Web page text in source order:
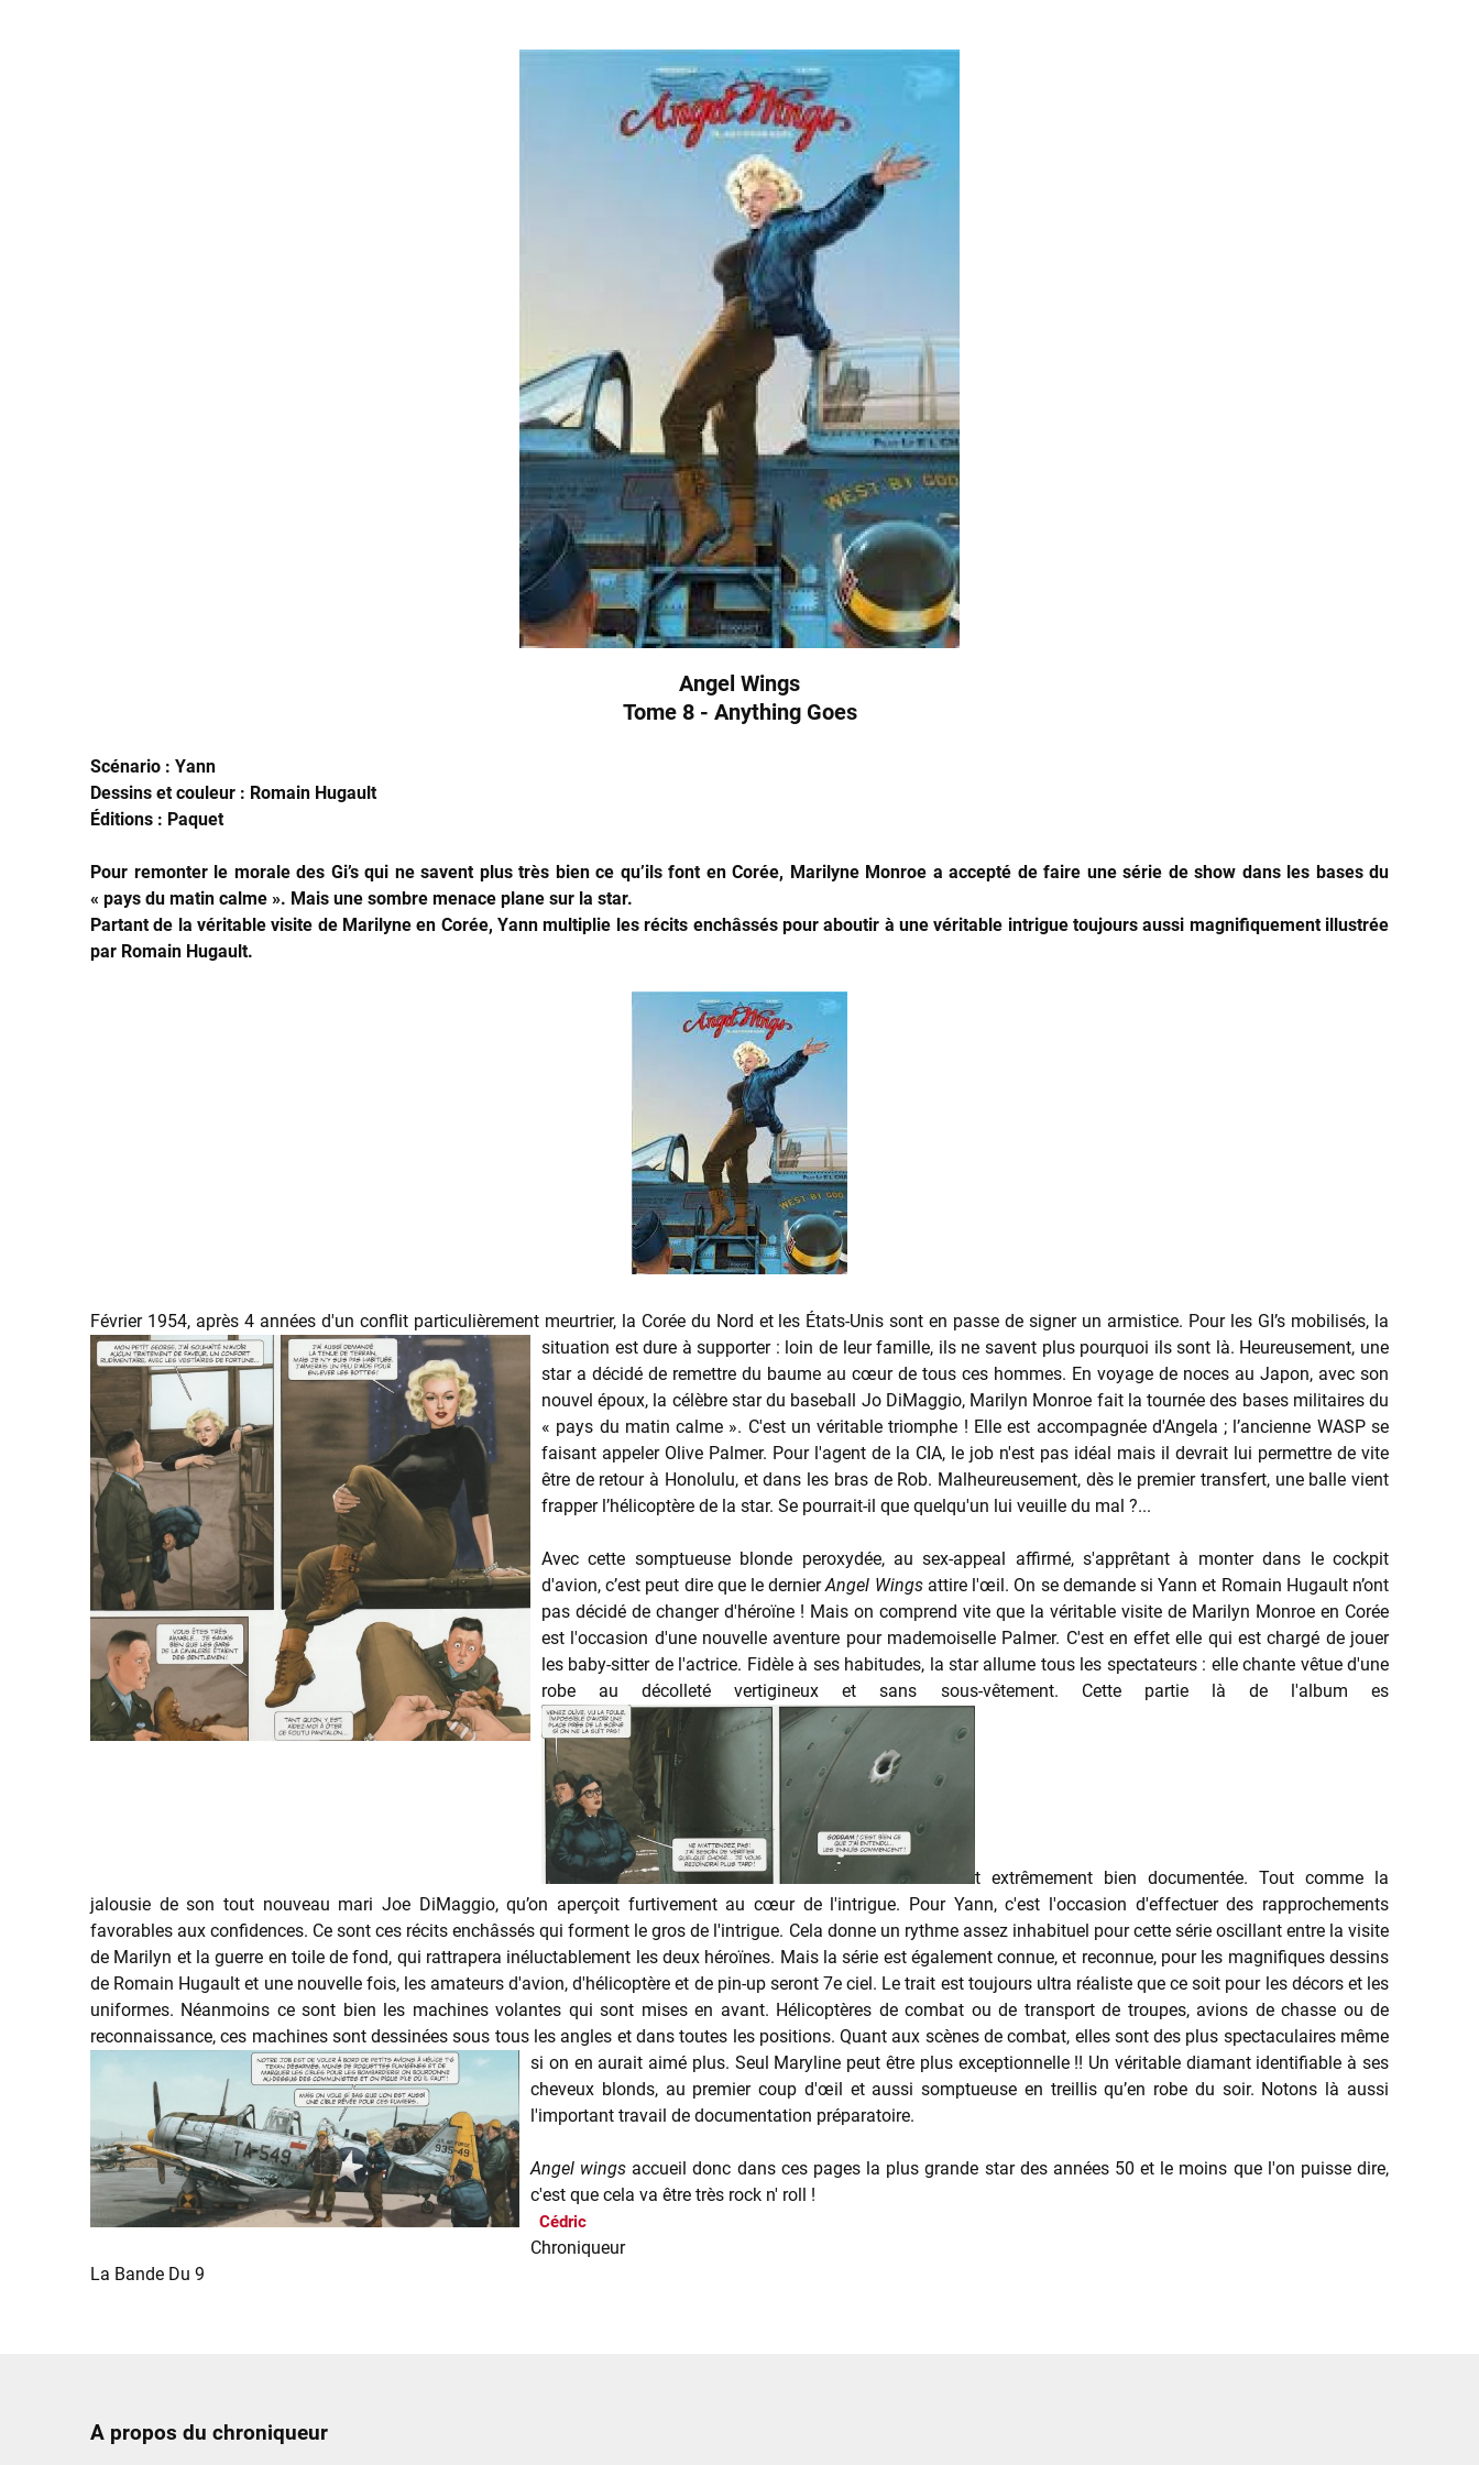
Angel Wings
Tome 8 - Anything Goes
Scénario : Yann
Dessins et couleur : Romain Hugault
Éditions : Paquet
Pour remonter le morale des Gi’s qui ne savent plus très bien ce qu’ils font en Corée, Marilyne Monroe a accepté de faire une série de show dans les bases du
« pays du matin calme ». Mais une sombre menace plane sur la star.
Partant de la véritable visite de Marilyne en Corée, Yann multiplie les récits enchâssés pour aboutir à une véritable intrigue toujours aussi magnifiquement illustrée
par Romain Hugault.
Février 1954, après 4 années d'un conflit particulièrement meurtrier, la Corée du Nord et les États-Unis sont en passe de signer un armistice. Pour les GI’s mobilisés, la
situation est dure à supporter : loin de leurfamille, ils ne savent plus pourquoi ils sont là. Heureusement, une
star a décidé de remettre du baume au cœur de tous ces hommes. En voyage de noces au Japon, avec son
nouvel époux, la célèbre star du baseball Jo DiMaggio, Marilyn Monroe fait la tournée des bases militaires du
« pays du matin calme ». C'est un véritable triomphe ! Elle est accompagnée d'Angela ; l’ancienne WASP se
faisant appeler Olive Palmer. Pour l'agent de la CIA, le job n'est pas idéal mais il devrait lui permettre de vite
être de retour à Honolulu, et dans les bras de Rob. Malheureusement, dès le premier transfert, une balle vient
frapper l’hélicoptère de la star. Se pourrait-il que quelqu'un lui veuille du mal ?...
Avec cette somptueuse blonde peroxydée, au sex-appeal affirmé, s'apprêtant à monter dans le cockpit
d'avion, c’est peut dire que le dernierAngel Wingsattire l'œil. On se demande si Yann et Romain Hugault n’ont
pas décidé de changer d'héroïne ! Mais on comprend vite que la véritable visite de Marilyn Monroe en Corée
est l'occasion d'une nouvelle aventure pour mademoiselle Palmer. C'est en effet elle qui est chargé de jouer
les baby-sitter de l'actrice. Fidèle à ses habitudes, la star allume tous les spectateurs : elle chante vêtue d'une
robe au décolleté vertigineux et sans sous-vêtement. Cette partie là de l'album es
t extrêmement bien documentée. Tout comme la
jalousie de son tout nouveau mari Joe DiMaggio, qu’on aperçoit furtivement au cœur de l'intrigue. Pour Yann, c'est l'occasion d'effectuer des rapprochements
favorables aux confidences. Ce sont ces récits enchâssés qui forment le gros de l'intrigue. Cela donne un rythme assez inhabituel pour cette série oscillant entre la visite
de Marilyn et la guerre en toile de fond, qui rattrapera inéluctablement les deux héroïnes. Mais la série est également connue, et reconnue, pour les magnifiques dessins
de Romain Hugault et une nouvelle fois, les amateurs d'avion, d'hélicoptère et de pin-up seront 7e ciel. Le trait est toujours ultra réaliste que ce soit pour les décors et les
uniformes. Néanmoins ce sont bien les machines volantes qui sont mises en avant. Hélicoptères de combat ou de transport de troupes, avions de chasse ou de
reconnaissance, ces machines sont dessinées sous tous les angles et dans toutes les positions. Quant aux scènes de combat, elles sont des plus spectaculaires même
si on en aurait aimé plus. Seul Maryline peut être plus exceptionnelle !! Un véritable diamant identifiable à ses
cheveux blonds, au premier coup d'œil et aussi somptueuse en treillis qu’en robe du soir. Notons là aussi
l'important travail de documentation préparatoire.
Angel wings accueil donc dans ces pages la plus grande star des années 50 et le moins que l'on puisse dire,
c'est que cela va être très rock n' roll !
Cédric
Chroniqueur
La Bande Du 9
A propos du chroniqueur